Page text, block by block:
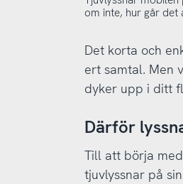
om inte, hur går det
Det korta och
ert samtal. Men
dyker upp i ditt
Därför
Till att börja
tjuvlyssnar på